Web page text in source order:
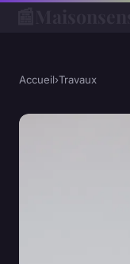
Accueil›Travaux